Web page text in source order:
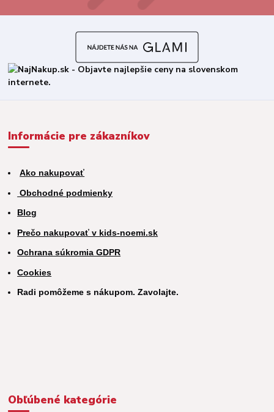
Informácie pre zákazníkov
Ako nakupovať
Obchodné podmienky
Blog
Prečo nakupovať v kids-noemi.sk
Ochrana súkromia GDPR
Cookies
Radi pomôžeme s nákupom. Zavolajte.
Obľúbené kategórie